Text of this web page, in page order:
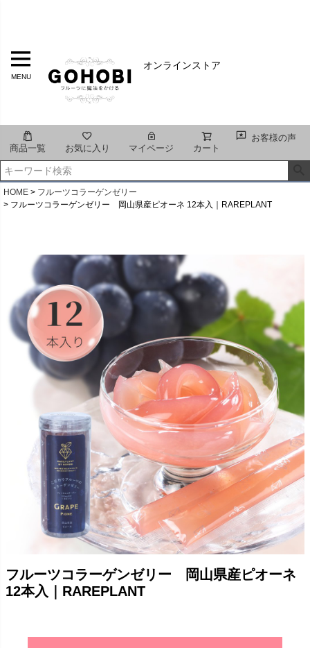
オンラインストア
MENU
商品一覧 お気に入り マイページ カート
お客様の声
HOME
フルーツコラーゲンゼリー
フルーツコラーゲンゼリー 岡山県産ピオーネ 12本入｜RAREPLANT
フルーツコラーゲンゼリー 岡山県産ピオーネ
12本入｜RAREPLANT